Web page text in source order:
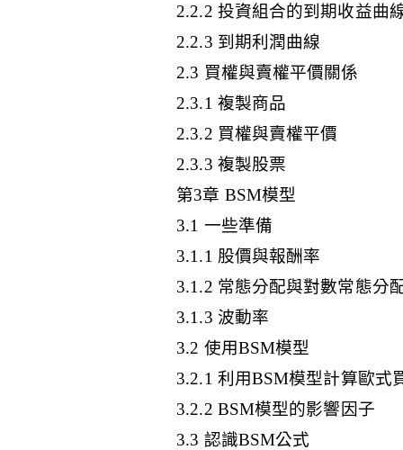
2.2.2 投資組合的到期收益曲
2.2.3 到期利潤曲線
2.3 買權與賣權平價關係
2.3.1 複製商品
2.3.2 買權與賣權平價
2.3.3 複製股票
第3章 BSM模型
3.1 一些準備
3.1.1 股價與報酬率
3.1.2 常態分配與對數常態分
3.1.3 波動率
3.2 使用BSM模型
3.2.1 利用BSM模型計算歐式
3.2.2 BSM模型的影響因子
3.3 認識BSM公式